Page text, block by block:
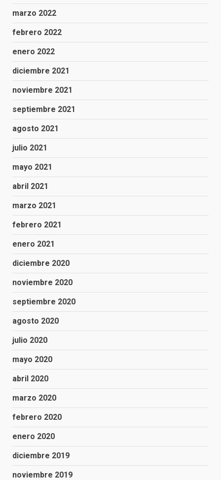
marzo 2022
febrero 2022
enero 2022
diciembre 2021
noviembre 2021
septiembre 2021
agosto 2021
julio 2021
mayo 2021
abril 2021
marzo 2021
febrero 2021
enero 2021
diciembre 2020
noviembre 2020
septiembre 2020
agosto 2020
julio 2020
mayo 2020
abril 2020
marzo 2020
febrero 2020
enero 2020
diciembre 2019
noviembre 2019